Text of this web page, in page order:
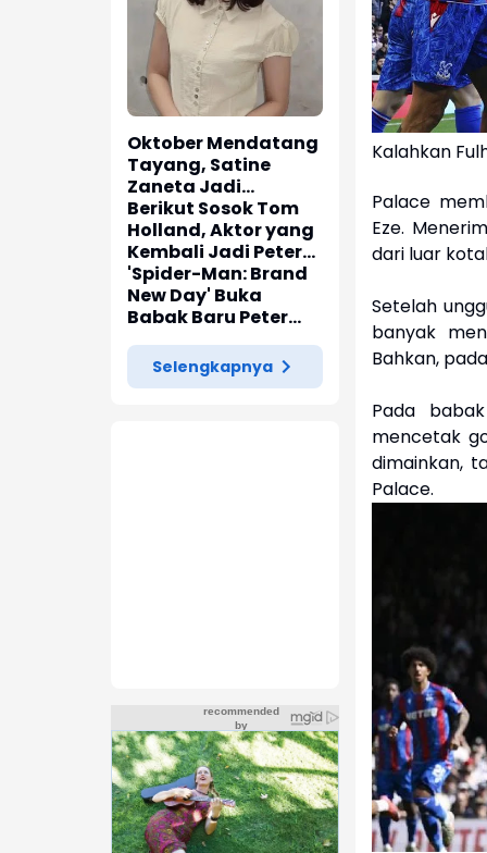
Oktober Mendatang
Tayang, Satine
Zaneta Jadi
Pemeran Utama Film
Siti Si Vampir
Berikut Sosok Tom
Holland, Aktor yang
Kembali Jadi Peter
Parker di 'Spider-
Man: Brand New Day'
'Spider-Man: Brand
New Day' Buka
Babak Baru Peter
Parker di Marvel
Cinematic Universe
Selengkapnya
Kalahkan
Palace
Eze.
dari luar
Setelah
banyak
Bahkan,
Pada
mencetak
dimainkan,
Palace.